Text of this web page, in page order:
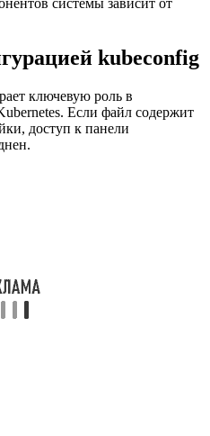
системы зависит от
kubeconfig
ключевую роль в
Если файл содержит
доступ к панели